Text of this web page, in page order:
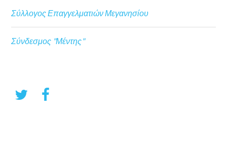
Σύλλογος Επαγγελματιών Μεγανησίου
Σύνδεσμος "Μέντης"